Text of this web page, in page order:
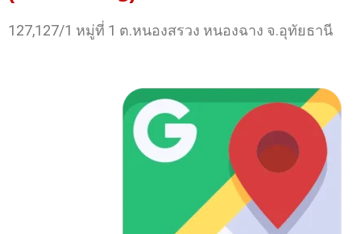
127,127/1 หมู่ที่ 1 ต.หนองสรวง หนองฉาง จ.อุทัยธานี